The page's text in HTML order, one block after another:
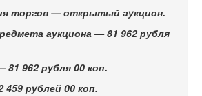
торгов — открытый аукцион.
аукциона —81 962 рубля
81 962 рубля 00 коп.
459 рублей 00 коп.